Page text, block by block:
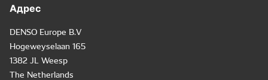
Адрес
DENSO Europe B.V
Hogeweyselaan 165
1382 JL Weesp
The Netherlands